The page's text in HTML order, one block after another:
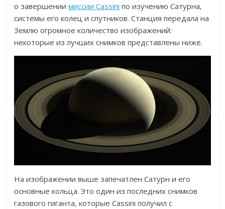
о завершениимиссии Cassini по изучению Сатурна,
системы его колец и спутников. Станция передала на
Землю огромное количество изображений:
некоторые из лучших снимков представлены ниже.
На изображении выше запечатлен Сатурн и его
основные кольца. Это один из последних снимков
газового гиганта, которые Cassini получил с